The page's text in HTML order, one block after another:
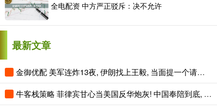
全电配资 中方严正驳斥：决不允许
最新文章
金御优配 美军连炸13夜, 伊朗找上王毅, 当面提一个请求, 特朗普为中俄说话
牛客栈策略 菲律宾甘心当美国反华炮灰! 中国奉陪到底, 看谁先扛不住!